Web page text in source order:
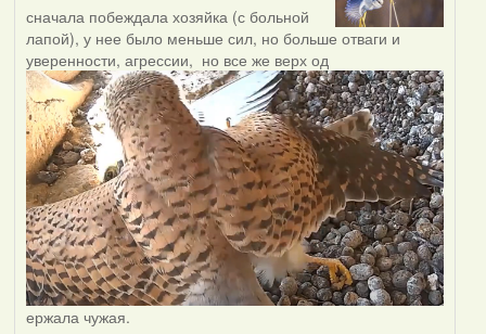
сначала побеждала хозяйка (с больной
лапой), у нее было меньше сил, но больше отваги и
уверенности, агрессии, но все же верх од
ержала чужая.